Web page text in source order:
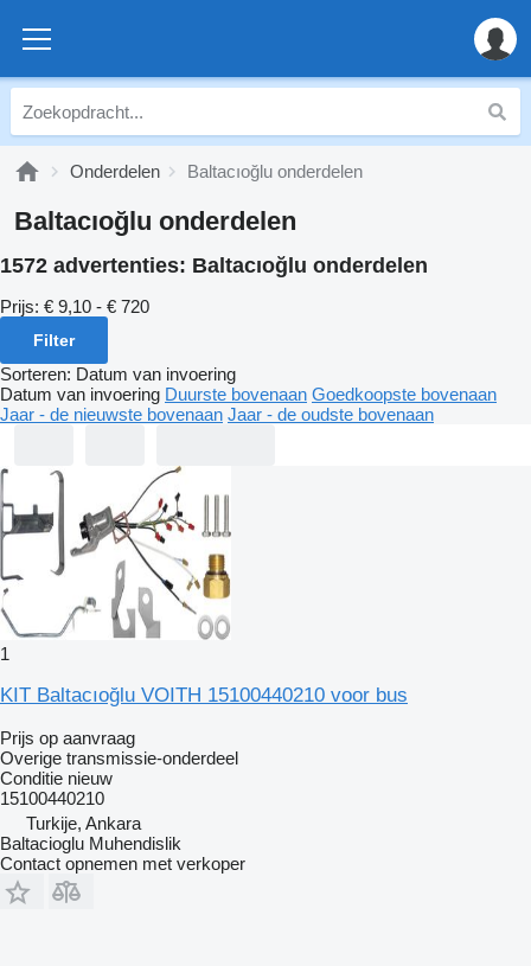
Onderdelen Baltacıoğlu onderdelen
Baltacıoğlu onderdelen
1572 advertenties: Baltacıoğlu onderdelen
Prijs: € 9,10 - € 720
Filter
Sorteren: Datum van invoering
Datum van invoering Duurste bovenaan Goedkoopste bovenaan
Jaar - de nieuwste bovenaan Jaar - de oudste bovenaan
1
KIT Baltacıoğlu VOITH 15100440210 voor bus
Prijs op aanvraag
Overige transmissie-onderdeel
Conditie nieuw
15100440210
Turkije, Ankara
Baltacioglu Muhendislik
Contact opnemen met verkoper